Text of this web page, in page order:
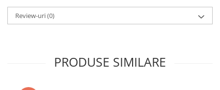
Review-uri(0)
PRODUSE SIMILARE